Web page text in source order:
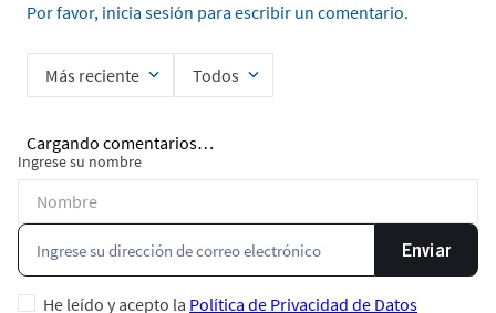
Por favor, inicia sesión para escribir un comentario.
Más reciente Todos
Cargando comentarios…
Ingrese su nombre
Enviar
He leído y acepto la Política de Privacidad de Datos